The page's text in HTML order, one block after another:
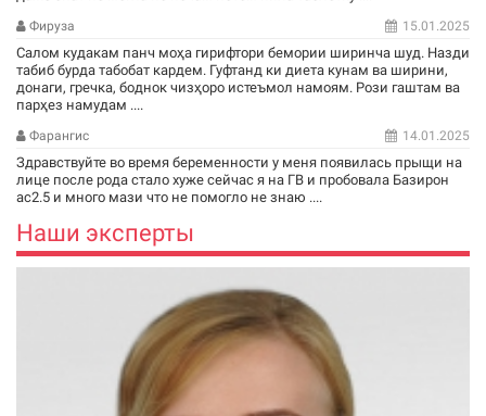
Фируза 15.01.2025
Салом кудакам панч моҳа гирифтори бемории ширинча шуд. Назди
табиб бурда табобат кардем. Гуфтанд ки диета кунам ва ширини,
донаги, гречка, боднок чизҳоро истеъмол намоям. Рози гаштам ва
парҳез намудам ....
Фарангис 14.01.2025
Здравствуйте во время беременности у меня появилась прыщи на
лице после рода стало хуже сейчас я на ГВ и пробовала Базирон
ас2.5 и много мази что не помогло не знаю ....
Наши эксперты